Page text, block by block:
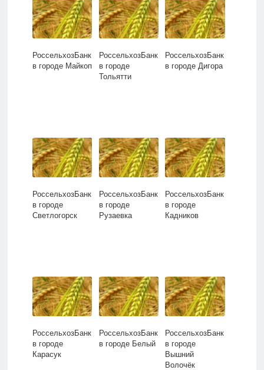
РоссельхозБанк
в городе Майкоп
РоссельхозБанк
в городе
Тольятти
РоссельхозБанк
в городе Дигора
РоссельхозБанк
в городе
Светлогорск
РоссельхозБанк
в городе
Рузаевка
РоссельхозБанк
в городе
Кадников
РоссельхозБанк
в городе
Карасук
РоссельхозБанк
в городе Белый
РоссельхозБанк
в городе
Вышний
Волочёк